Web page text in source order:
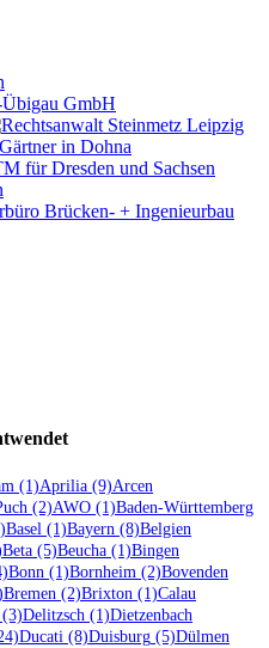
(1)Aprilia (9)Arcen
(2)AWO (1)Baden-Württemberg
Basel (1)Bayern (8)Belgien
Beta (5)Beucha (1)Bingen
Bonn (1)Bornheim (2)Bovenden
Bremen (2)Brixton (1)Calau
(3)Delitzsch (1)Dietzenbach
Ducati (8)Duisburg (5)Dülmen